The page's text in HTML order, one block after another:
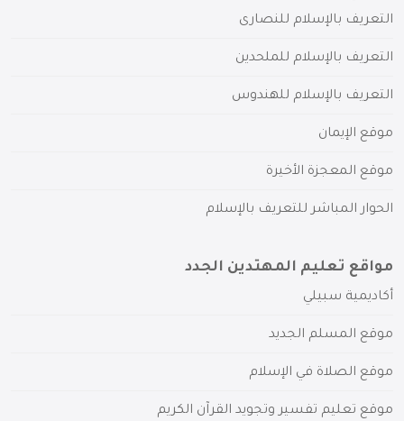
التعريف بالإسلام للنصارى
التعريف بالإسلام للملحدين
التعريف بالإسلام للهندوس
موقع الإيمان
موقع المعجزة الأخيرة
الحوار المباشر للتعريف بالإسلام
مواقع تعليم المهتدين الجدد
أكاديمية سبيلي
موقع المسلم الجديد
موقع الصلاة في الإسلام
موقع تعليم تفسير وتجويد القرآن الكريم